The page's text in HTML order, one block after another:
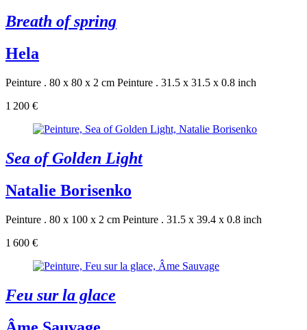
Breath of spring
Hela
Peinture . 80 x 80 x 2 cm Peinture . 31.5 x 31.5 x 0.8 inch
1 200 €
Sea of Golden Light
Natalie Borisenko
Peinture . 80 x 100 x 2 cm Peinture . 31.5 x 39.4 x 0.8 inch
1 600 €
Feu sur la glace